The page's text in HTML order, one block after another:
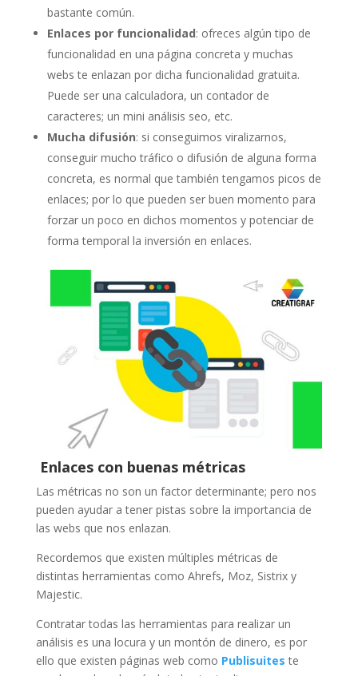
bastante común.
Enlaces por funcionalidad: ofreces algún tipo de
funcionalidad en una página concreta y muchas
webs te enlazan por dicha funcionalidad gratuita.
Puede ser una calculadora, un contador de
caracteres; un mini análisis seo, etc.
Mucha difusión: si conseguimos viralizarnos,
conseguir mucho tráfico o difusión de alguna forma
concreta, es normal que también tengamos picos de
enlaces; por lo que pueden ser buen momento para
forzar un poco en dichos momentos y potenciar de
forma temporal la inversión en enlaces.
Enlaces con buenas métricas
Las métricas no son un factor determinante; pero nos
pueden ayudar a tener pistas sobre la importancia de
las webs que nos enlazan.
Recordemos que existen múltiples métricas de
distintas herramientas como Ahrefs, Moz, Sistrix y
Majestic.
Contratar todas las herramientas para realizar un
análisis es una locura y un montón de dinero, es por
ello que existen páginas web como Publisuites te